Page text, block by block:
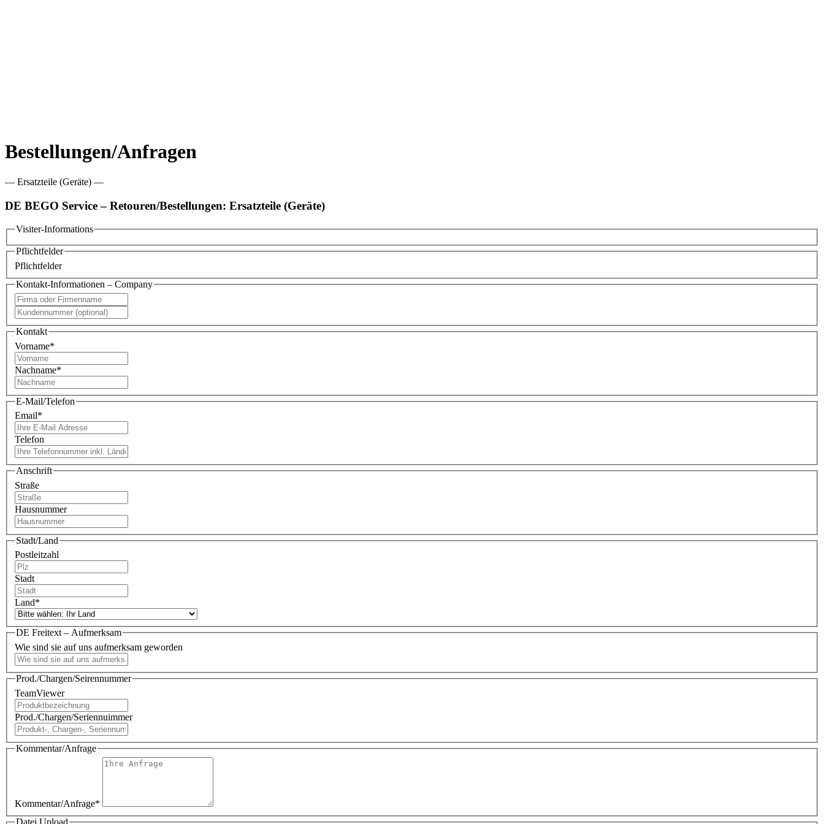
Bestellungen/Anfragen
— Ersatzteile (Geräte) —
DE BEGO Service – Retouren/Bestellungen: Ersatzteile (Geräte)
Visiter-Informations
Pflichtfelder
Pflichtfelder
Kontakt-Informationen – Company
Kontakt
Vorname*
Nachname*
E-Mail/Telefon
Email*
Telefon
Anschrift
Straße
Hausnummer
Stadt/Land
Postleitzahl
Stadt
Land*
DE Freitext – Aufmerksam
Wie sind sie auf uns aufmerksam geworden
Prod./Chargen/Seirennummer
TeamViewer
Prod./Chargen/Seriennuimmer
Kommentar/Anfrage
Kommentar/Anfrage*